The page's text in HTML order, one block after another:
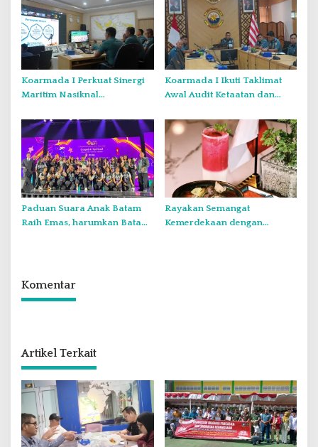
Koarmada I Perkuat Sinergi
Maritim Nasiknal
Melalui Rakor Pengamanan
Laut Natuna Utara
Koarmada I Ikuti Taklimat
Awal Audit Ketaatan dan
2026 Secara Vicon
Paduan Suara Anak Batam
Raih Emas, harumkan Batam
Rayakan Semangat
Kemerdekaan dengan
Komentar
Artikel Terkait